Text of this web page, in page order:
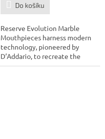
Do košíku
Reserve Evolution Marble
Mouthpieces harness modern
technology, pioneered by
D’Addario, to recreate the
incomparable...